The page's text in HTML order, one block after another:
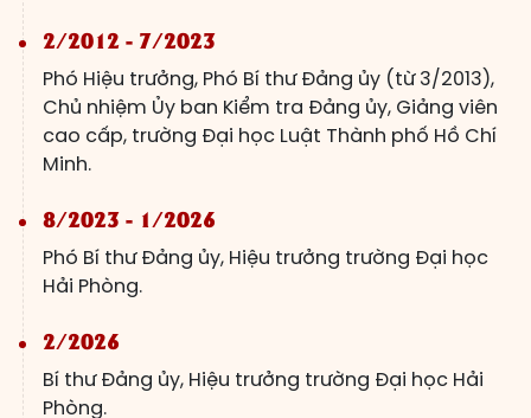
2/2012 - 7/2023
Phó Hiệu trưởng, Phó Bí thư Đảng ủy (từ 3/2013),
Chủ nhiệm Ủy ban Kiểm tra Đảng ủy, Giảng viên
cao cấp, trường Đại học Luật Thành phố Hồ Chí
Minh.
8/2023 - 1/2026
Phó Bí thư Đảng ủy, Hiệu trưởng trường Đại học
Hải Phòng.
2/2026
Bí thư Đảng ủy, Hiệu trưởng trường Đại học Hải
Phòng.